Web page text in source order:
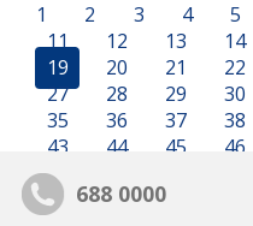
1 2 3 4 5
11
12 13 14
19
20 21 22
27
28 29 30
35
36 37 38
43
44 45 46
688 0000